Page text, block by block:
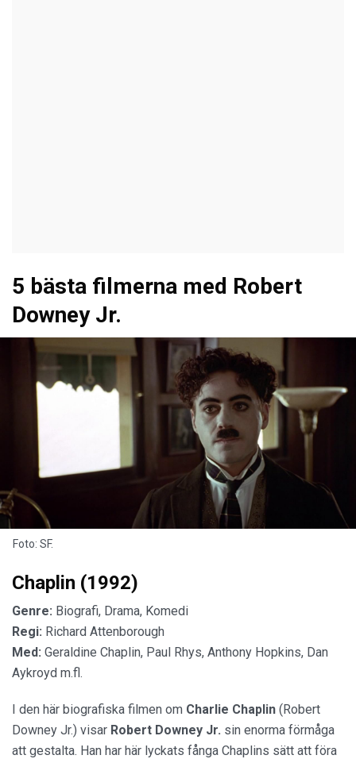
5 bästa filmerna med Robert
Downey Jr.
Foto: SF.
Chaplin (1992)
Genre: Biografi, Drama, Komedi
Regi: Richard Attenborough
Med: Geraldine Chaplin, Paul Rhys, Anthony Hopkins, Dan
Aykroyd m.fl.
I den här biografiska filmen om Charlie Chaplin (Robert
Downey Jr.) visar Robert Downey Jr. sin enorma förmåga
att gestalta. Han har här lyckats fånga Chaplins sätt att föra